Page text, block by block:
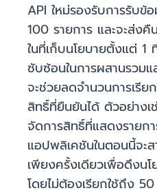
API ใหม่รองรับการรับข้
100 รายการ และจะส่ง
ในที่เก็บนโยบายตั้งแต่ 1
ซับซ้อนในการผสานรวม
จะช่วยลดจำนวนการเรี
สิทธิ์ที่ยืนยันได้ ตัวอย่างเ
จัดการสิทธิ์ที่แสดงรายก
แอปพลิเคชันในตอนนี้จะส
เพียงครั้งเดียวเพื่อดึงน
โดยไม่ต้องเรียกใช้ถึง